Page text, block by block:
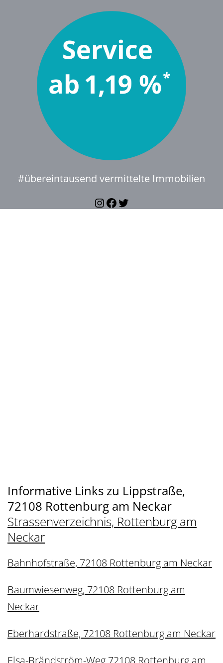
#übereintausend vermittelte Immobilien
Instagram
Facebook
Twitter
Informative Links zu Lippstraße,
72108 Rottenburg am Neckar
Strassenverzeichnis, Rottenburg am
Neckar
Bahnhofstraße, 72108 Rottenburg am Neckar
Baumwiesenweg, 72108 Rottenburg am
Neckar
Eberhardstraße, 72108 Rottenburg am Neckar
Elsa-Brändström-Weg 72108 Rottenburg am